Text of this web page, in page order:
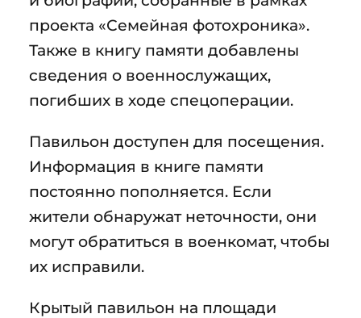
проекта «Семейная фотохроника».
Также в книгу памяти добавлены
сведения о военнослужащих,
погибших в ходе спецоперации.
Павильон доступен для посещения.
Информация в книге памяти
постоянно пополняется. Если
жители обнаружат неточности, они
могут обратиться в военкомат, чтобы
их исправили.
Крытый павильон на площади